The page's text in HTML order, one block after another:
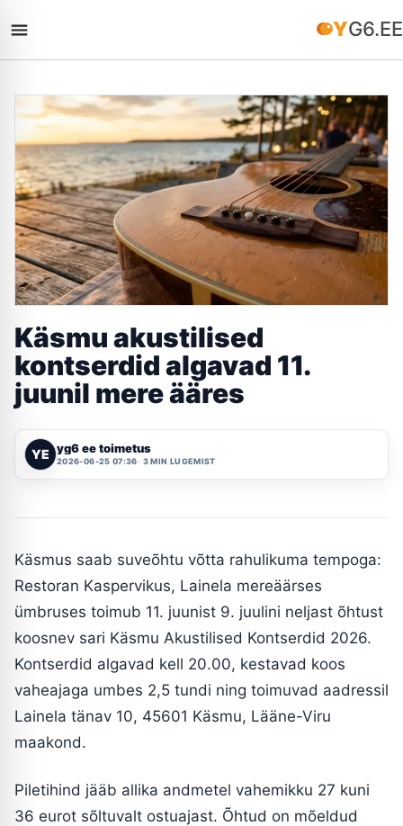
YG6.EE
Käsmu akustilised
kontserdid algavad 11.
juunil mere ääres
YE yg6 ee toimetus
2026-06-25 07:36 3 MIN LUGEMIST
Käsmus saab suveõhtu võtta rahulikuma tempoga:
Restoran Kaspervikus, Lainela mereäärses
ümbruses toimub 11. juunist 9. juulini neljast õhtust
koosnev sari Käsmu Akustilised Kontserdid 2026.
Kontserdid algavad kell 20.00, kestavad koos
vaheajaga umbes 2,5 tundi ning toimuvad aadressil
Lainela tänav 10, 45601 Käsmu, Lääne-Viru
maakond.
Piletihind jääb allika andmetel vahemikku 27 kuni
36 eurot sõltuvalt ostuajast. Õhtud on mõeldud